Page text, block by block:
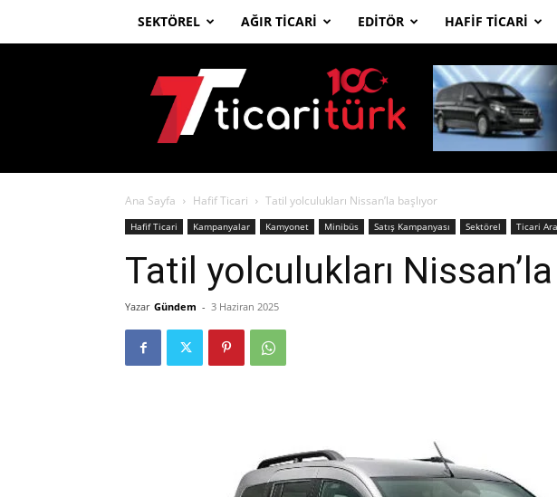
SEKTÖREL AĞIR TICARI EDITÖR HAFIF TICARI
Ticari
Türk
Ana Sayfa Hafif Ticari Tatil yolculukları Nissan’la başlıyor
Hafif Ticari Kampanyalar Kamyonet Minibüs Satış Kampanyası Sektörel Ticari
Tatil yolculukları
Yazar Gündem - 3 Haziran 2025